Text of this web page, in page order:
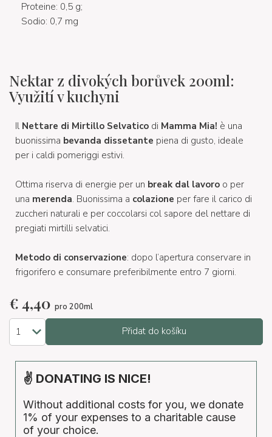
Proteine: 0,5 g;
Sodio: 0,7 mg
Nektar z divokých borůvek 200ml:
Využití v kuchyni
Il Nettare di Mirtillo Selvatico di Mamma Mia! è una
buonissima bevanda dissetante piena di gusto, ideale
per i caldi pomeriggi estivi.
Ottima riserva di energie per un break dal lavoro o per
una merenda. Buonissima a colazione per fare il carico di
zuccheri naturali e per coccolarsi col sapore del nettare di
pregiati mirtilli selvatici.
Metodo di conservazione: dopo l’apertura conservare in
frigorifero e consumare preferibilmente entro 7 giorni.
€4,40 pro 200ml
Přidat do košíku
✌ DONATING IS NICE!
Without additional costs for you, we donate
1% of your expenses to a charitable cause
of your choice.